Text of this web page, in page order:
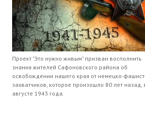
Проект "Это нужно живым" призван восполнить
знания жителей Сафоновского района об
освобождении нашего края от немецко-
захватчиков, которое произошло 80 лет назад,
августе 1943 года.